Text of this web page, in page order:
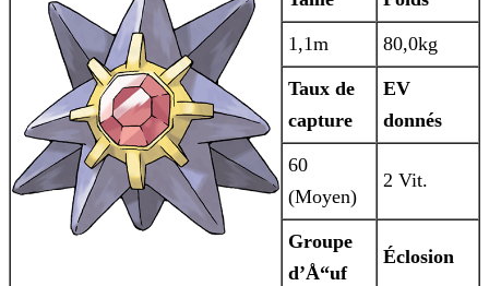
1,1m 80,0kg
Taux de
capture
EV
donnés
60
(Moyen)
2 Vit.
Groupe
d’Å“uf
Éclosion